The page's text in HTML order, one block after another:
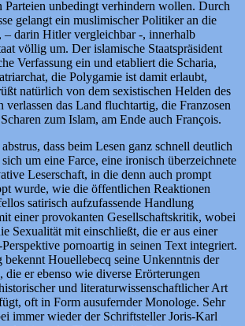
Parteien unbedingt verhindern wollen. Durch
gelangt ein muslimischer Politiker an die
– darin Hitler vergleichbar -, innerhalb
völlig um. Der islamische Staatspräsident
Verfassung ein und etabliert die Scharia,
die Polygamie ist damit erlaubt,
natürlich von dem sexistischen Helden des
verlassen das Land fluchtartig, die Franzosen
zum Islam, am Ende auch François.
dass beim Lesen ganz schnell deutlich
um eine Farce, eine ironisch überzeichnete
Leserschaft, in die denn auch prompt
wurde, wie die öffentlichen Reaktionen
satirisch aufzufassende Handlung
einer provokanten Gesellschaftskritik, wobei
Sexualität mit einschließt, die er aus einer
pornoartig in seinen Text integriert.
bekennt Houellebecq seine Unkenntnis der
die er ebenso wie diverse Erörterungen
und literaturwissenschaftlicher Art
oft in Form ausufernder Monologe. Sehr
immer wieder der Schriftsteller Joris-Karl